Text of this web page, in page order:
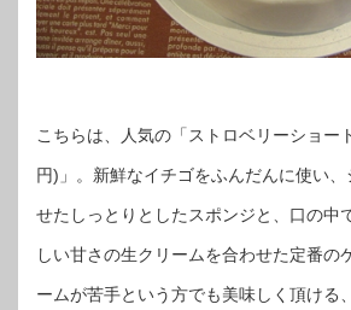
こちらは、人気の「ストロベリーショー
円)」。新鮮なイチゴをふんだんに使い、
せたしっとりとしたスポンジと、口の中
しい甘さの生クリームを合わせた定番の
ームが苦手という方でも美味しく頂ける